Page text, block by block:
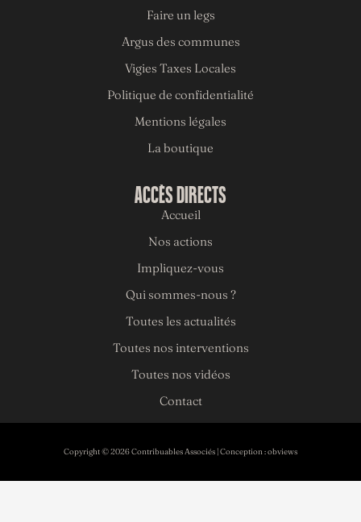
ACCÈS DIRECTS
Accueil
Nos actions
Impliquez-vous
Qui sommes-nous ?
Toutes les actualités
Toutes nos interventions
Toutes nos vidéos
Contact
Faire un legs
Argus des communes
Vigies Taxes Locales
Politique de confidentialité
Mentions légales
La boutique
Copyright © 2026 Contribuables Associés | Conception :obviews